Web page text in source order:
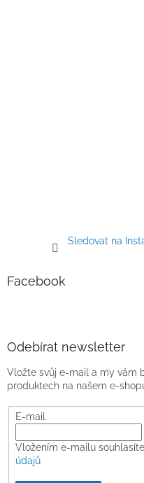
Sledovat na
Facebook
Odebírat newsletter
Vložte svůj e-mail a my vám
produktech na našem e-
E-mail
Vložením e-mailu
údajů